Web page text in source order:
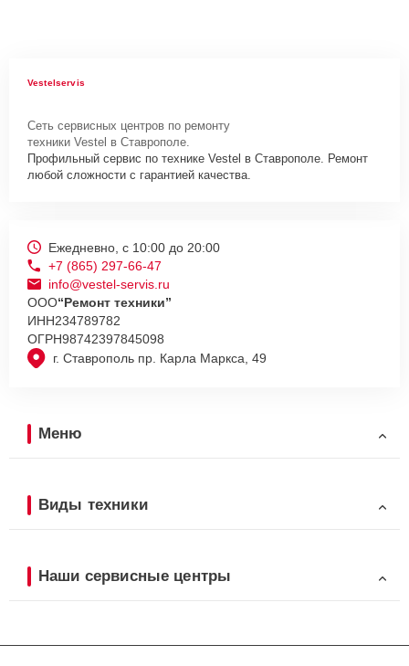
Vestelservis
Сеть сервисных центров по ремонту
техники Vestel в Ставрополе.
Профильный сервис по технике Vestel в Ставрополе. Ремонт
любой сложности с гарантией качества.
г. Ставрополь пр. Карла Маркса, 49
Ежедневно, с 10:00 до 20:00
+7 (865) 297-66-47
info@vestel-servis.ru
ООО“Ремонт техники”
ИНН234789782
ОГРН98742397845098
Меню
Виды техники
Наши сервисные центры